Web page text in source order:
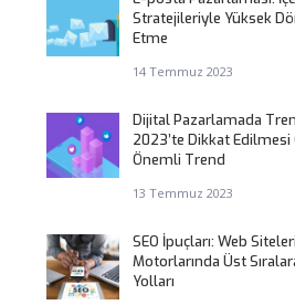
Stratejileriyle Yüksek
Etme
14 Temmuz 2023
Dijital Pazarlamada
2023’te Dikkat Edilmesi
Önemli Trend
13 Temmuz 2023
SEO İpuçları: Web
Motorlarında Üst
Yolları